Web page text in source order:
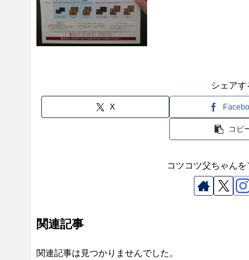
シェアす
X
コピ
コツコツ父ちゃん
関連記事
関連記事は見つかりませんでした。